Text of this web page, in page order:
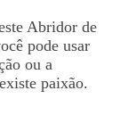
Abridor de
ê pode usar
o ou a
paixão.